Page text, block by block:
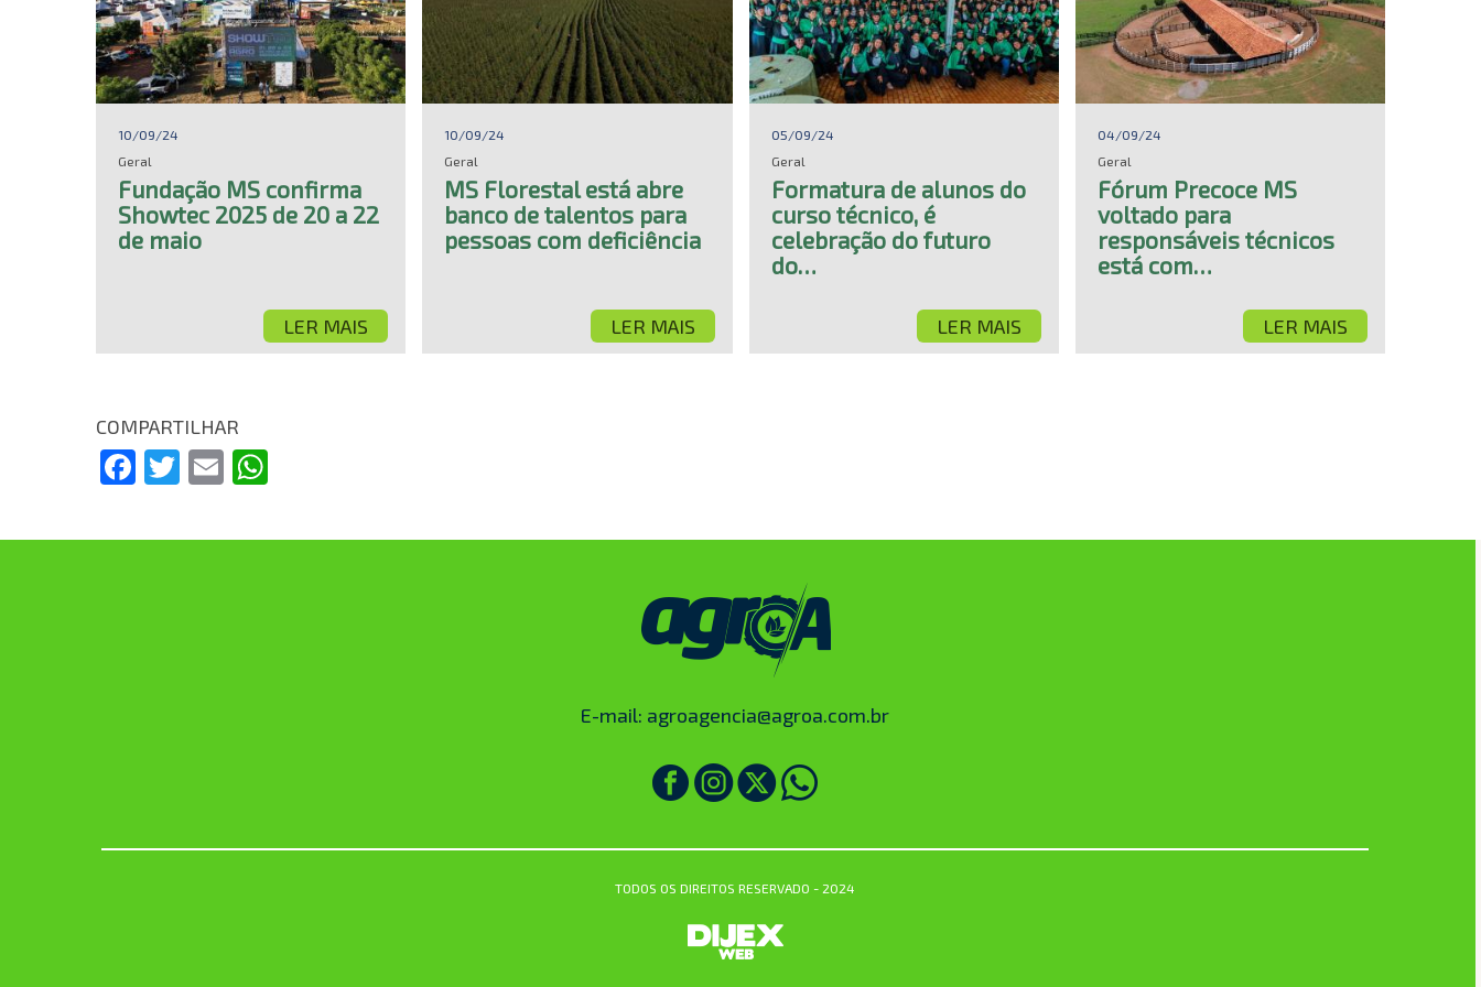
10/09/24
Geral
Fundação MS confirma
Showtec 2025 de 20 a 22
de maio
LER MAIS
10/09/24
Geral
MS Florestal está abre
banco de talentos para
pessoas com deficiência
LER MAIS
05/09/24
Geral
Formatura de alunos do
curso técnico, é
celebração do futuro
do…
LER MAIS
04/09/24
Geral
Fórum Precoce MS
voltado para
responsáveis técnicos
está com…
LER MAIS
COMPARTILHAR
Facebook
Twitter
Email
E-mail: agroagencia@agroa.com.br
TODOS OS DIREITOS RESERVADO - 2024